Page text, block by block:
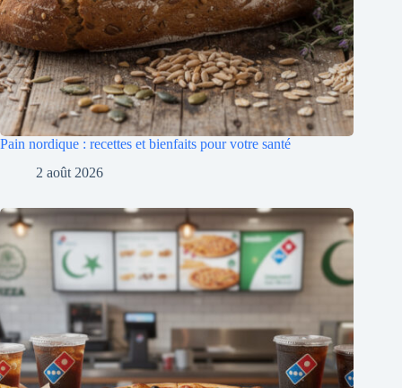
Pain nordique : recettes et bienfaits pour votre santé
2 août 2026